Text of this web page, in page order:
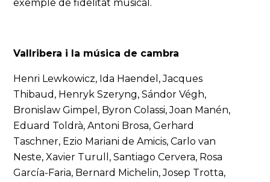
exemple de fidelitat musical.
Vallribera i la música de cambra
Henri Lewkowicz, Ida Haendel, Jacques
Thibaud, Henryk Szeryng, Sándor Végh,
Bronislaw Gimpel, Byron Colassi, Joan Manén,
Eduard Toldrà, Antoni Brosa, Gerhard
Taschner, Ezio Mariani de Amicis, Carlo van
Neste, Xavier Turull, Santiago Cervera, Rosa
García-Faria, Bernard Michelin, Josep Trotta,